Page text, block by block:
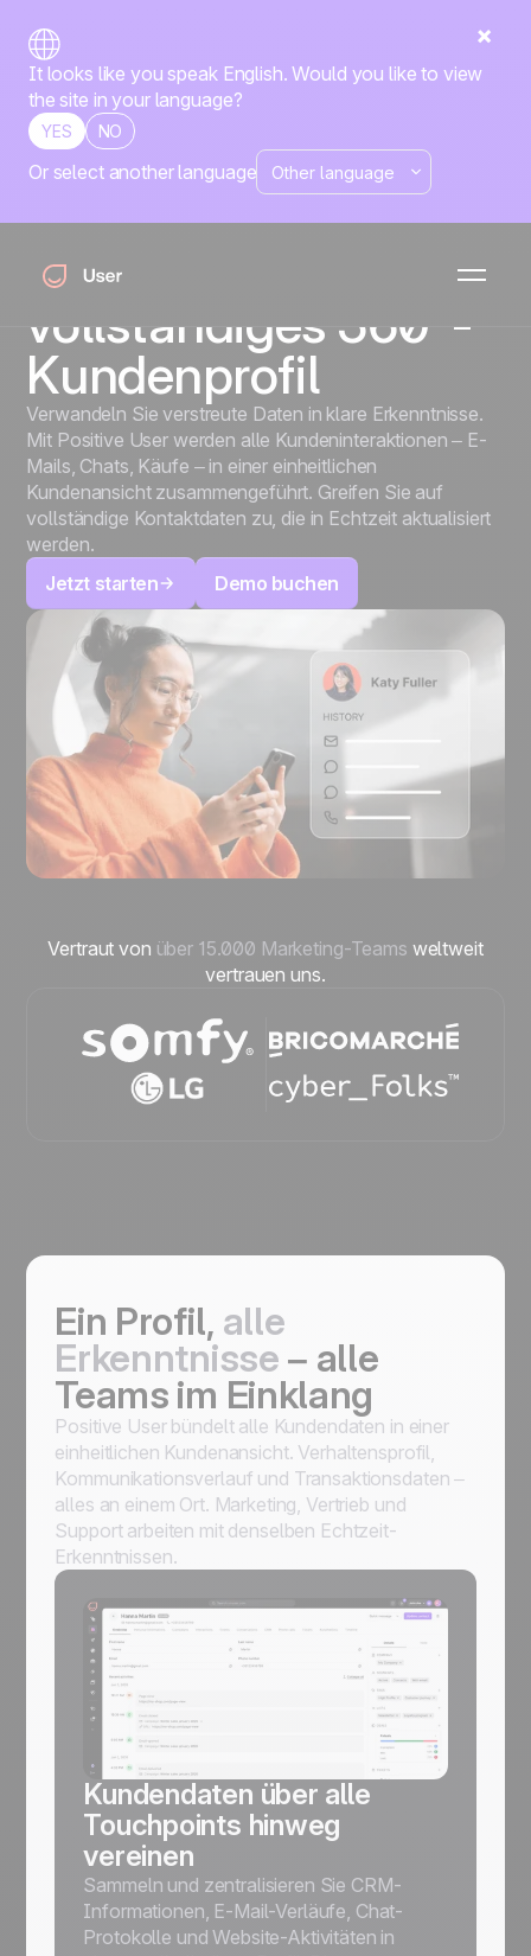
It looks like you speak English. Would you like to view
the site in your language?
YES NO
Or select another language
Kontaktprofile
Erstellen Sie für
jeden Kontakt ein
vollständiges 360°-
Kundenprofil
Verwandeln Sie verstreute Daten in klare Erkenntnisse.
Mit Positive User werden alle Kundeninteraktionen – E-
Mails, Chats, Käufe – in einer einheitlichen
Kundenansicht zusammengeführt. Greifen Sie auf
vollständige Kontaktdaten zu, die in Echtzeit aktualisiert
werden.
Jetzt starten
Demo buchen
Vertraut von über 15.000 Marketing-Teams weltweit
vertrauen uns.
Ein Profil, alle
Erkenntnisse – alle
Teams im Einklang
Positive User bündelt alle Kundendaten in einer
einheitlichen Kundenansicht. Verhaltensprofil,
Kommunikationsverlauf und Transaktionsdaten –
alles an einem Ort. Marketing, Vertrieb und
Support arbeiten mit denselben Echtzeit-
Erkenntnissen.
Kundendaten über alle
Touchpoints hinweg
vereinen
Sammeln und zentralisieren Sie CRM-
Informationen, E-Mail-Verläufe, Chat-
Protokolle und Website-Aktivitäten in